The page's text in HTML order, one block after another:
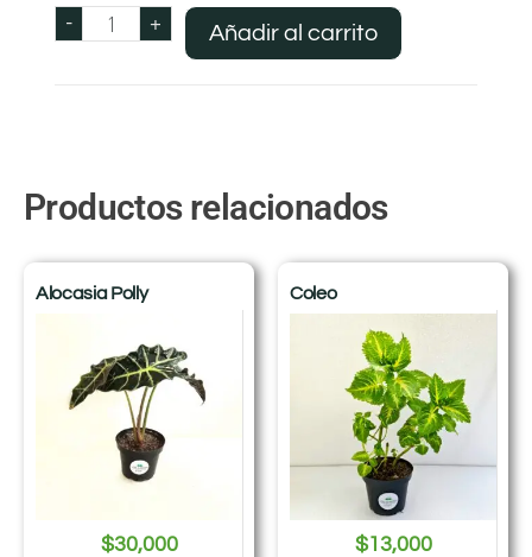
- + Añadir al carrito
Productos relacionados
Alocasia Polly
$30,000
Coleo
$13,000